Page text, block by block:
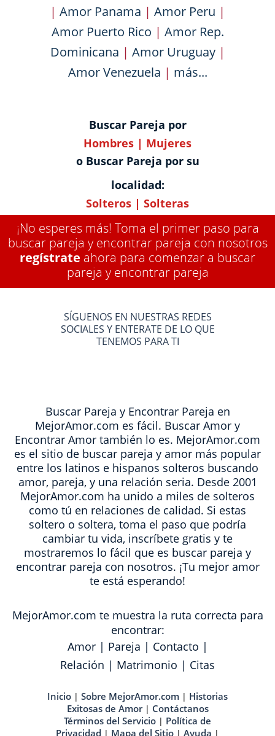
| Amor Panama | Amor Peru |
Amor Puerto Rico | Amor Rep.
Dominicana | Amor Uruguay|
Amor Venezuela | más...
Buscar Pareja por
Hombres | Mujeres
o Buscar Pareja por su
localidad:
Solteros | Solteras
¡No esperes más! Toma el primer paso para
buscar pareja y encontrar pareja con nosotros
regístrate ahora para comenzar a buscar
pareja y encontrar pareja
SÍGUENOS EN NUESTRAS REDES
SOCIALES Y ENTERATE DE LO QUE
TENEMOS PARA TI
Buscar Pareja y Encontrar Pareja en
MejorAmor.com es fácil. Buscar Amor y
Encontrar Amor también lo es. MejorAmor.com
es el sitio de buscar pareja y amor más popular
entre los latinos e hispanos solteros buscando
amor, pareja, y una relación seria. Desde 2001
MejorAmor.com ha unido a miles de solteros
como tú en relaciones de calidad. Si estas
soltero o soltera, toma el paso que podría
cambiar tu vida, inscríbete gratis y te
mostraremos lo fácil que es buscar pareja y
encontrar pareja con nosotros. ¡Tu mejor amor
te está esperando!
MejorAmor.com te muestra la ruta correcta para
encontrar:
Amor| Pareja | Contacto |
Relación | Matrimonio | Citas
Inicio | Sobre MejorAmor.com | Historias
Exitosas de Amor| Contáctanos
Términos del Servicio | Política de
Privacidad | Mapa del Sitio | Ayuda |